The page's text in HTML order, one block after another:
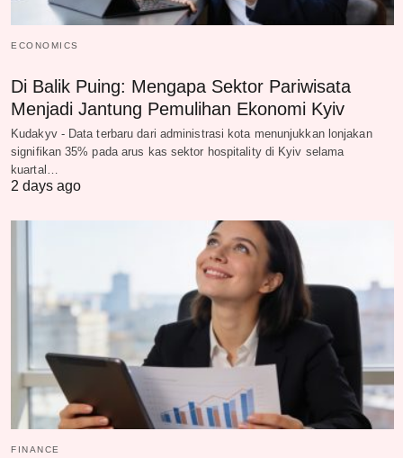
ECONOMICS
Di Balik Puing: Mengapa Sektor Pariwisata
Menjadi Jantung Pemulihan Ekonomi Kyiv
Kudakyv - Data terbaru dari administrasi kota menunjukkan lonjakan
signifikan 35% pada arus kas sektor hospitality di Kyiv selama
kuartal…
2 days ago
FINANCE